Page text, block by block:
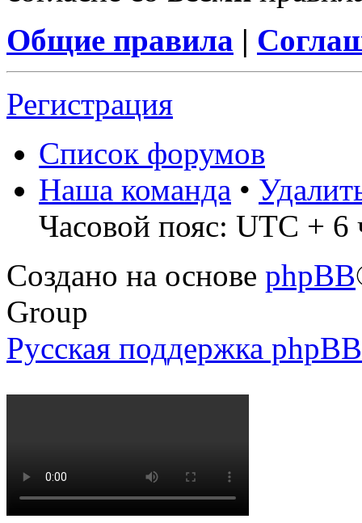
Общие правила |
Регистрация
Список форумов
Наша команда •
Часовой пояс: UTC + 6
Создано на основе phpBB
Group
Русская поддержка phpBB